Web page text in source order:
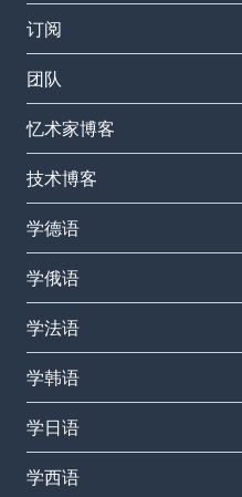
订阅
团队
忆术家博客
技术博客
学德语
学俄语
学法语
学韩语
学日语
学西语